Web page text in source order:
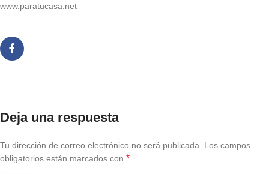
www.paratucasa.net
Deja una respuesta
Tu dirección de correo electrónico no será publicada.
Los campos
obligatorios están marcados con *